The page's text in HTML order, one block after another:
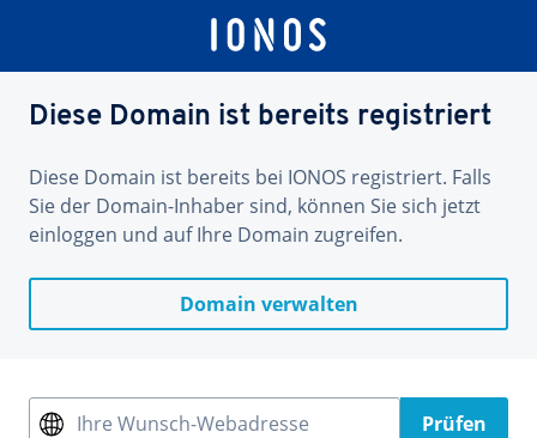
Diese Domain ist bereits registriert
Diese Domain ist bereits bei IONOS registriert. Falls
Sie der Domain-Inhaber sind, können Sie sich jetzt
einloggen und auf Ihre Domain zugreifen.
Domain verwalten
Ihre Wunsch-Webadresse Prüfen